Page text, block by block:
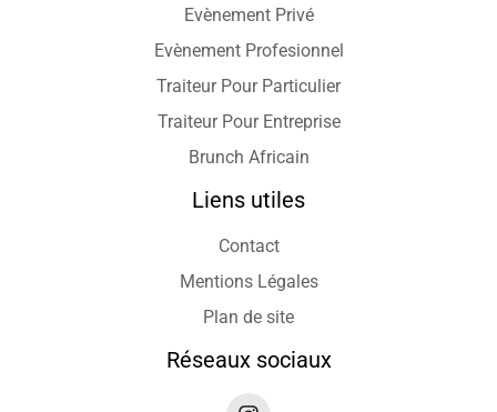
Evènement Privé
Evènement Profesionnel
Traiteur Pour Particulier
Traiteur Pour Entreprise
Brunch Africain
Liens utiles
Contact
Mentions Légales
Plan de site
Réseaux sociaux